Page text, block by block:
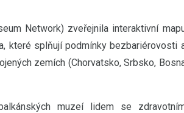
Network) zveřejnila interaktivní
které splňují podmínky bezbariérovosti
zemích (Chorvatsko, Srbsko,
muzeí lidem se